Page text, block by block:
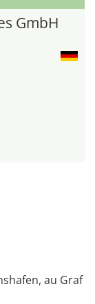
GmbH
au Graf